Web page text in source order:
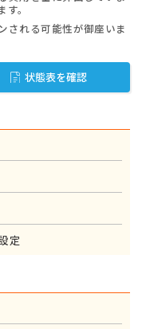
。
される可能性が御座いま
状態表を確認
定